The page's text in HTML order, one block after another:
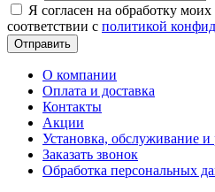
Я согласен на обработку
соответствии с политикой
Отправить
О компании
Оплата и доставка
Контакты
Акции
Установка, обслуживание и
Заказать звонок
Обработка персональных